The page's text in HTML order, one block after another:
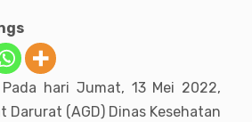
hari Jumat, 13 Mei 2022,
Darurat (AGD) Dinas Kesehatan